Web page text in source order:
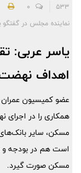
533
0
نماینده مجلس در گفتگو
یاسر عربی:
اهداف
عضو کمیسیون عمران
همکاری را در
مسکن، سایر
است هم در بودجه و
مسکن صورت گیرد.